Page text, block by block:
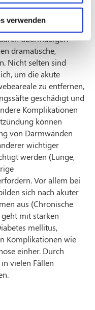
verwenden
(Pankreatitis). Diese
durch
übermäßigen
dramatische,
Nicht selten sind
um die akute
zu entfernen,
geschädigt und
Komplikationen
können
von Darmwänden
wichtiger
werden (Lunge,
Vor allem bei
sich nach akuter
aus (Chronische
mit starken
mellitus,
Komplikationen wie
einher. Durch
vielen Fällen